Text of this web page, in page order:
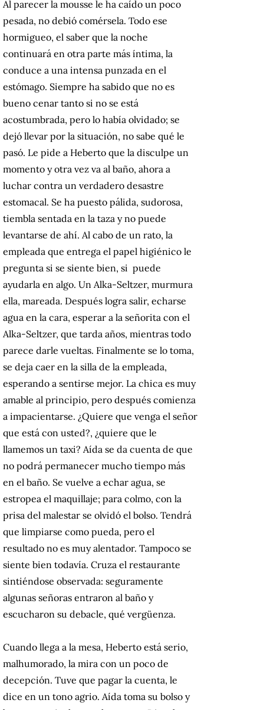
Al parecer la mousse le ha caído un poco
pesada, no debió comérsela. Todo ese
hormigueo, el saber que la noche
continuará en otra parte más íntima, la
conduce a una intensa punzada en el
estómago. Siempre ha sabido que no es
bueno cenar tanto si no se está
acostumbrada, pero lo había olvidado; se
dejó llevar por la situación, no sabe qué le
pasó. Le pide a Heberto que la disculpe un
momento y otra vez va al baño, ahora a
luchar contra un verdadero desastre
estomacal. Se ha puesto pálida, sudorosa,
tiembla sentada en la taza y no puede
levantarse de ahí. Al cabo de un rato, la
empleada que entrega el papel higiénico le
pregunta si se siente bien, si puede
ayudarla en algo. Un Alka-Seltzer, murmura
ella, mareada. Después logra salir, echarse
agua en la cara, esperar a la señorita con el
Alka-Seltzer, que tarda años, mientras todo
parece darle vueltas. Finalmente se lo toma,
se deja caer en la silla de la empleada,
esperando a sentirse mejor. La chica es muy
amable al principio, pero después comienza
a impacientarse. ¿Quiere que venga el señor
que está con usted?, ¿quiere que le
llamemos un taxi? Aída se da cuenta de que
no podrá permanecer mucho tiempo más
en el baño. Se vuelve a echar agua, se
estropea el maquillaje; para colmo, con la
prisa del malestar se olvidó el bolso. Tendrá
que limpiarse como pueda, pero el
resultado no es muy alentador. Tampoco se
siente bien todavía. Cruza el restaurante
sintiéndose observada: seguramente
algunas señoras entraron al baño y
escucharon su debacle, qué vergüenza.
Cuando llega a la mesa, Heberto está serio,
malhumorado, la mira con un poco de
decepción. Tuve que pagar la cuenta, le
dice en un tono agrio. Aída toma su bolso y